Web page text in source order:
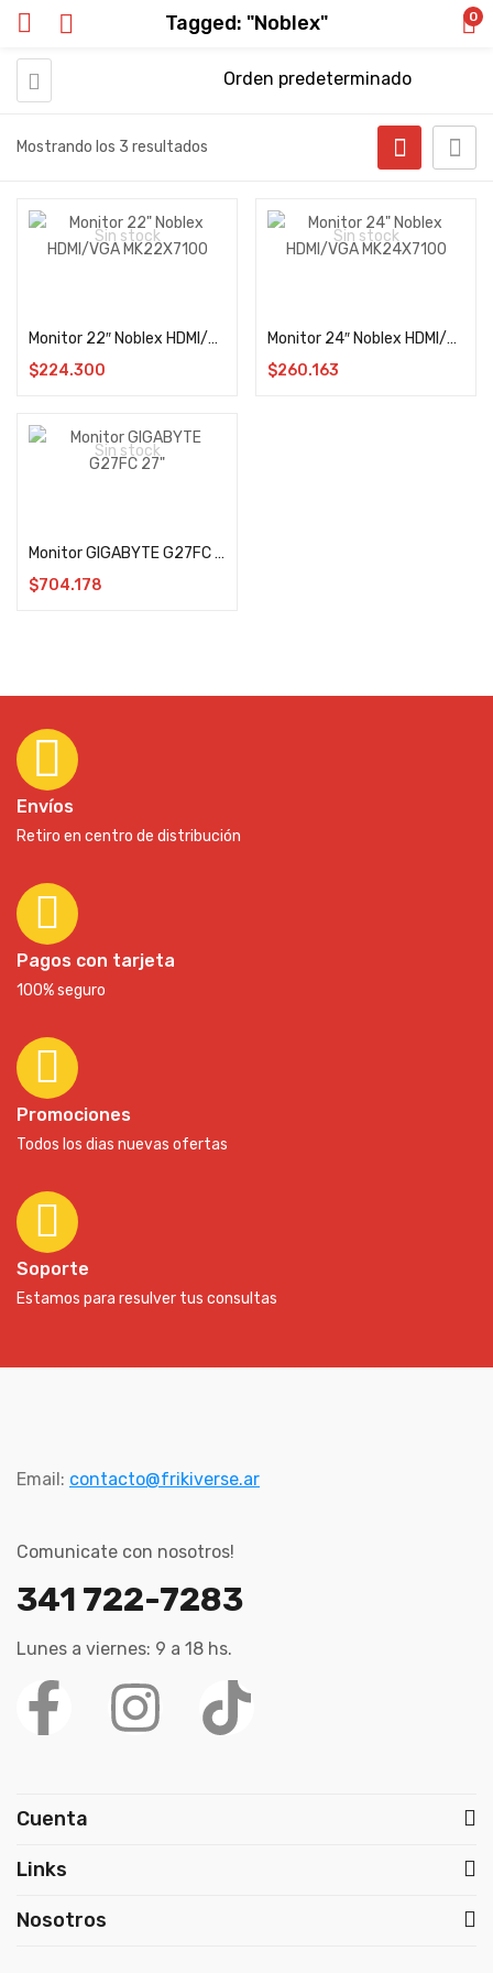
Tagged: "Noblex" 0
Mostrando los 3 resultados
Sin stock
Monitor 22″ Noblex HDMI/VGA MK22X7100
$224.300
Sin stock
Monitor 24″ Noblex HDMI/VGA MK24X7100
$260.163
Sin stock
Monitor GIGABYTE G27FC 27″
$704.178
Envíos
Retiro en centro de distribución
Pagos con tarjeta
100% seguro
Promociones
Todos los dias nuevas ofertas
Soporte
Estamos para resulver tus consultas
Email: contacto@frikiverse.ar
Comunicate con nosotros!
341 722-7283
Lunes a viernes: 9 a 18 hs.
Cuenta
Links
Nosotros